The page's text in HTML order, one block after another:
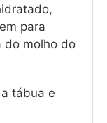
para
do molho do
tábua e